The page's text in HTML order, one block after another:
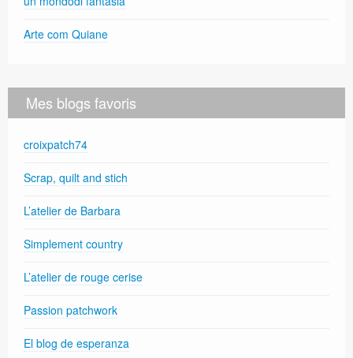
Arte com Quiane
Mes blogs favoris
croixpatch74
Scrap, quilt and stich
L’atelier de Barbara
Simplement country
L’atelier de rouge cerise
Passion patchwork
El blog de esperanza